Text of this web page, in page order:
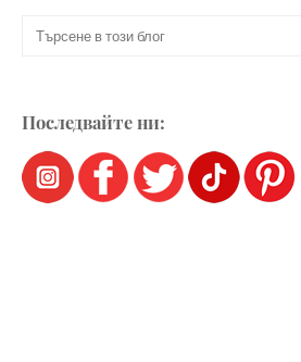
Последвайте ни: